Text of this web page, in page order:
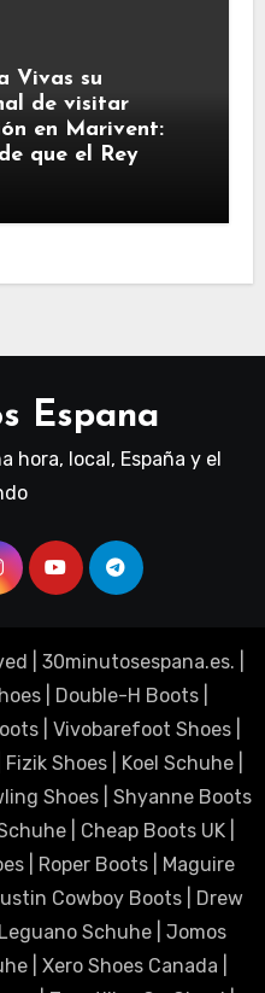
Vivas su
de visitar
en Marivent:
que el Rey
Espana
hora, local, España y el
30minutosespana.es. |
Double-H Boots
| Vivobarefoot Shoes|
Fizik Shoes| Koel Schuhe|
Shoes| Shyanne Boots
| Cheap Boots UK
| Roper Boots| Maguire
Cowboy Boots| Drew
Leguano Schuhe
Jomos
Xero Shoes Canada